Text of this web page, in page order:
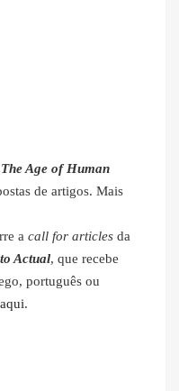
The Age of Human
de artigos. Mais
a call for articles da
Actual, que recebe
português ou
aqui.